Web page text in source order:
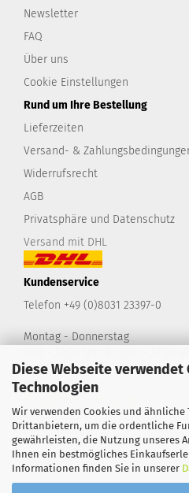
Diese Webseite verwendet
Technologien
Wir verwenden Cookies und ähnliche
Drittanbietern, um die ordentliche
gewährleisten, die Nutzung unseres
Ihnen ein bestmögliches
Informationen finden Sie in unserer
Newsletter
FAQ
Über uns
Cookie Einstellungen
Rund um Ihre Bestellung
Lieferzeiten
Versand- &
Widerrufsrecht
AGB
Privatsphäre und Datenschutz
Versand mit DHL
Kundenservice
Telefon +49 (0)8031 23397-0
Montag - Donnerstag
Freitag
9:00 - 14:00 Uhr
shop@take2-design.de